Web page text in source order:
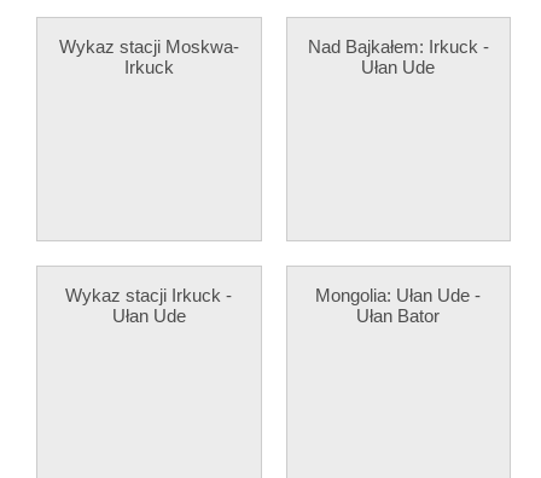
Wykaz stacji Moskwa-
Irkuck
Nad Bajkałem: Irkuck -
Ułan Ude
Wykaz stacji Irkuck -
Ułan Ude
Mongolia: Ułan Ude -
Ułan Bator